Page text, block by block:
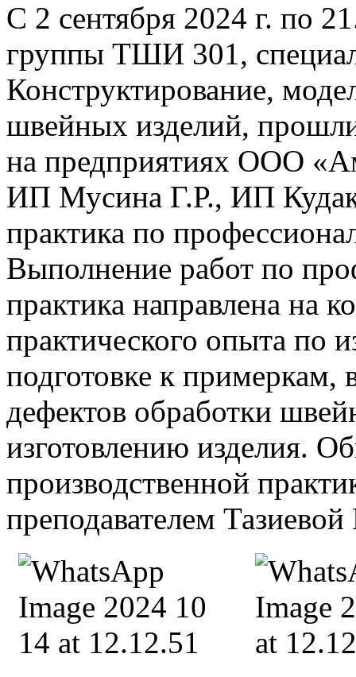
С 2 сентября 2024 г. по
группы ТШИ 301,
Конструктирование,
швейных изделий,
на предприятиях ООО
ИП Мусина Г.Р., ИП
практика по
Выполнение работ по
практика направлена на
практического опыта по
подготовке к
дефектов обработки
изготовлению изделия.
производственной
преподавателем